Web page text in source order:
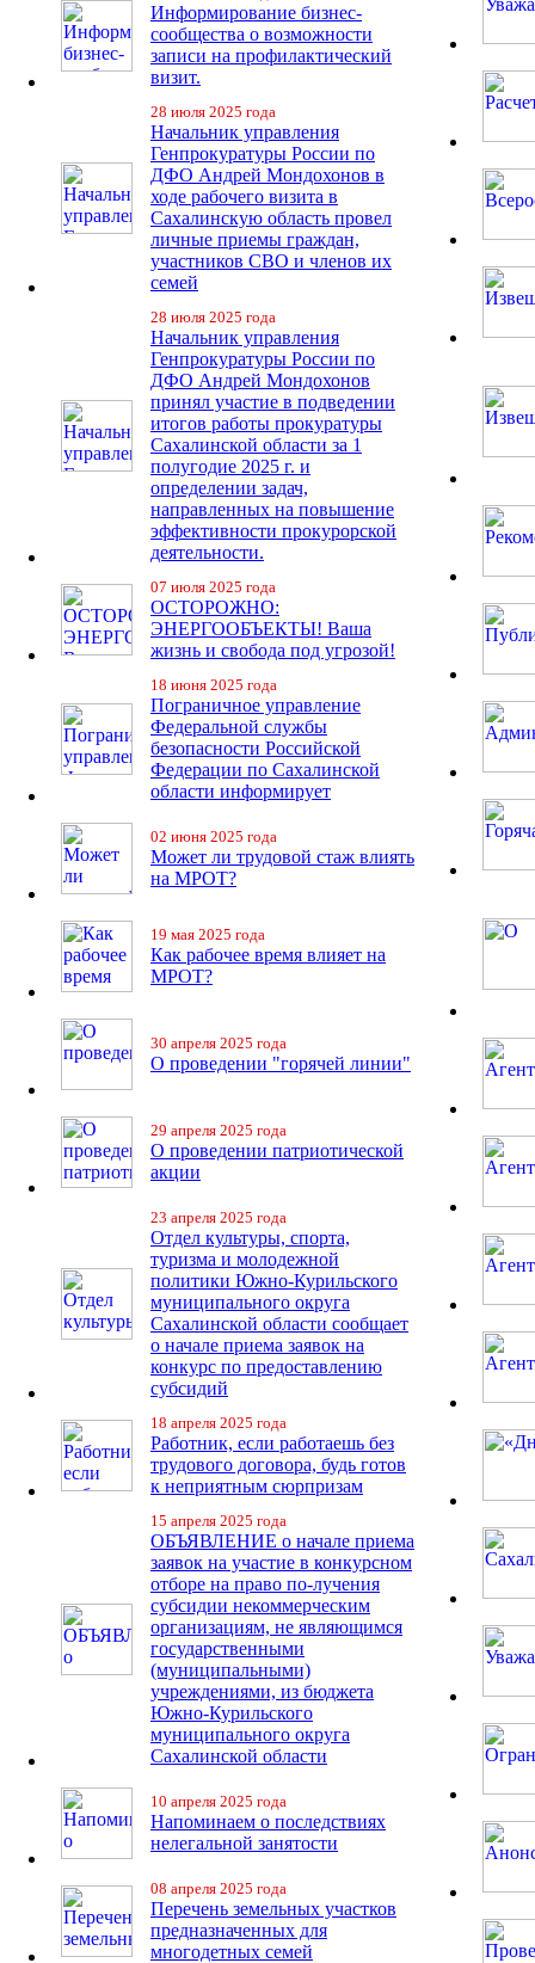
Информирование бизнес-
сообщества о возможности
записи на профилактический
визит.
28 июля 2025 года
Начальник управления
Генпрокуратуры России по
ДФО Андрей Мондохонов в
ходе рабочего визита в
Сахалинскую область провел
личные приемы граждан,
участников СВО и членов их
семей
28 июля 2025 года
Начальник управления
Генпрокуратуры России по
ДФО Андрей Мондохонов
принял участие в подведении
итогов работы прокуратуры
Сахалинской области за 1
полугодие 2025 г. и
определении задач,
направленных на повышение
эффективности прокурорской
деятельности.
07 июля 2025 года
ОСТОРОЖНО:
ЭНЕРГООБЪЕКТЫ! Ваша
жизнь и свобода под угрозой!
18 июня 2025 года
Пограничное управление
Федеральной службы
безопасности Российской
Федерации по Сахалинской
области информирует
02 июня 2025 года
Может ли трудовой стаж влиять
на МРОТ?
19 мая 2025 года
Как рабочее время влияет на
МРОТ?
30 апреля 2025 года
О проведении "горячей линии"
29 апреля 2025 года
О проведении патриотической
акции
23 апреля 2025 года
Отдел культуры, спорта,
туризма и молодежной
политики Южно-Курильского
муниципального округа
Сахалинской области сообщает
о начале приема заявок на
конкурс по предоставлению
субсидий
18 апреля 2025 года
Работник, если работаешь без
трудового договора, будь готов
к неприятным сюрпризам
15 апреля 2025 года
ОБЪЯВЛЕНИЕ о начале приема
заявок на участие в конкурсном
отборе на право по-лучения
субсидии некоммерческим
организациям, не являющимся
государственными
(муниципальными)
учреждениями, из бюджета
Южно-Курильского
муниципального округа
Сахалинской области
10 апреля 2025 года
Напоминаем о последствиях
нелегальной занятости
08 апреля 2025 года
Перечень земельных участков
предназначенных для
многодетных семей